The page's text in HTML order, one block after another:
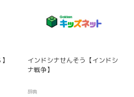
インドシナせんそう【インドシ
ナ戦争】
辞典